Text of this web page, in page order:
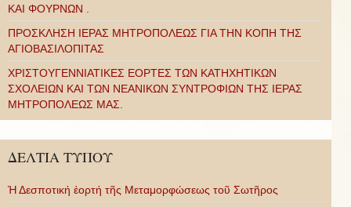
ΚΑΙ ΦΟΥΡΝΩΝ .
ΠΡΟΣΚΛΗΣΗ ΙΕΡΑΣ ΜΗΤΡΟΠΟΛΕΩΣ ΓΙΑ ΤΗΝ ΚΟΠΗ ΤΗΣ
ΑΓΙΟΒΑΣΙΛΟΠΙΤΑΣ
ΧΡΙΣΤΟΥΓΕΝΝΙΑΤΙΚΕΣ ΕΟΡΤΕΣ ΤΩΝ ΚΑΤΗΧΗΤΙΚΩΝ
ΣΧΟΛΕΙΩΝ ΚΑΙ ΤΩΝ ΝΕΑΝΙΚΩΝ ΣΥΝΤΡΟΦΙΩΝ ΤΗΣ ΙΕΡΑΣ
ΜΗΤΡΟΠΟΛΕΩΣ ΜΑΣ.
ΔΕΛΤΙΑ ΤΥΠΟΥ
Ἡ Δεσποτική ἑορτή τῆς Μεταμορφώσεως τοῦ Σωτῆρος